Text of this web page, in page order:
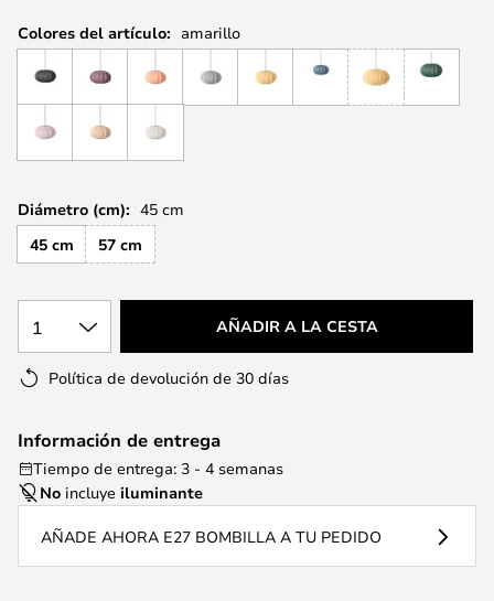
Colores del artículo: amarillo
Diámetro (cm): 45 cm
45 cm
57 cm
1 AÑADIR A LA CESTA
Política de devolución de 30 días
Información de entrega
Tiempo de entrega: 3 - 4 semanas
No incluye iluminante
AÑADE AHORA E27 BOMBILLA A TU PEDIDO